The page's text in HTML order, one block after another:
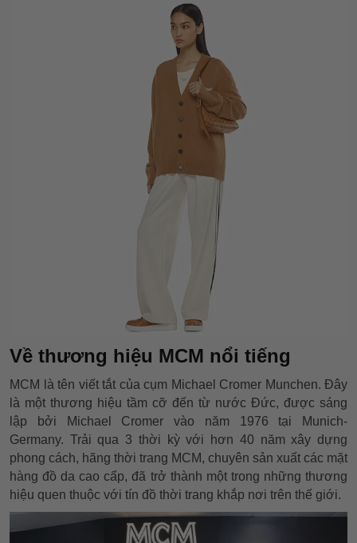
Về thương hiệu MCM nổi tiếng
MCM là tên viết tắt của cụm Michael Cromer Munchen. Đây
là một thương hiệu tầm cỡ đến từ nước Đức, được sáng
lập bởi Michael Cromer vào năm 1976 tại Munich-
Germany. Trải qua 3 thời kỳ với hơn 40 năm xây dựng
phong cách, hãng thời trang MCM, chuyên sản xuất các mặt
hàng đồ da cao cấp, đã trở thành một trong những thương
hiệu quen thuộc với tín đồ thời trang khắp nơi trên thế giới.